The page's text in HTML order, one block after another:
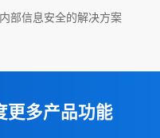
部信息安全的解决方案
更多产品功能